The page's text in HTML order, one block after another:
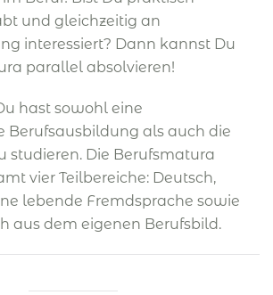
und gleichzeitig an
interessiert? Dann kannst Du
parallel absolvieren!
hast sowohl eine
Berufsausbildung als auch die
studieren. Die Berufsmatura
vier Teilbereiche: Deutsch,
lebende Fremdsprache sowie
aus dem eigenen Berufsbild.